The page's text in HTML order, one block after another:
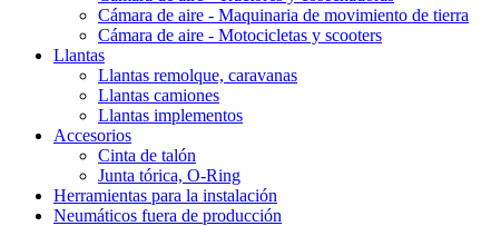
Cámara de aire - Maquinaria de movimiento de tierra
Cámara de aire - Motocicletas y scooters
Llantas
Llantas remolque, caravanas
Llantas camiones
Llantas implementos
Accesorios
Cinta de talón
Junta tórica, O-Ring
Herramientas para la instalación
Neumáticos fuera de producción